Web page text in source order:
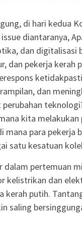
di hari kedua
diantaranya,
dan digitalisasi
dan pekerja kerah
dan
kita melakukan
mana para pekerja
satu kesatuan
dalam pertemuan
kelistrikan dan
kerah putih.
saling